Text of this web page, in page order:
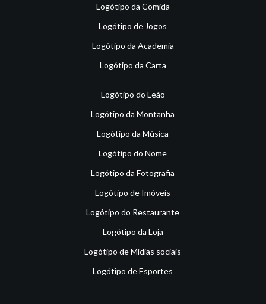
Logótipo da Comida
Logótipo de Jogos
Logótipo da Academia
Logótipo da Carta
Logótipo do Leão
Logótipo da Montanha
Logótipo da Música
Logótipo do Nome
Logótipo da Fotografia
Logótipo de Imóveis
Logótipo do Restaurante
Logótipo da Loja
Logótipo de Mídias sociais
Logótipo de Esportes